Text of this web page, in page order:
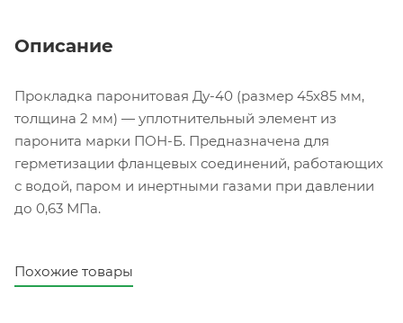
Описание
Прокладка паронитовая Ду-40 (размер 45х85 мм,
толщина 2 мм) — уплотнительный элемент из
паронита марки ПОН-Б. Предназначена для
герметизации фланцевых соединений, работающих
с водой, паром и инертными газами при давлении
до 0,63 МПа.
Похожие товары